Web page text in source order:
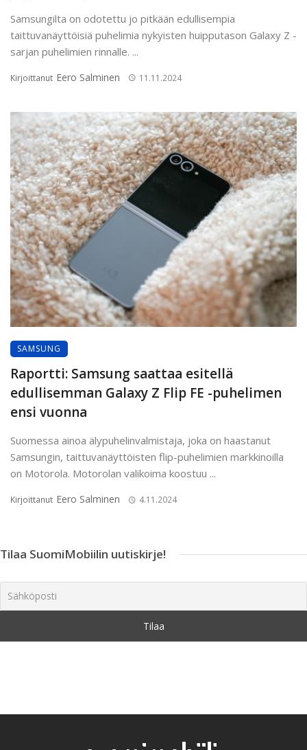
Samsungilta on odotettu jo pitkään edullisempia
taittuvanäyttöisiä puhelimia nykyisten huipputason Galaxy Z -
sarjan puhelimien rinnalle. ...
Kirjoittanut Eero Salminen 11.11.2024
SAMSUNG
Raportti: Samsung saattaa esitellä
edullisemman Galaxy Z Flip FE -puhelimen
ensi vuonna
Suomessa ainoa älypuhelinvalmistaja, joka on haastanut
Samsungin, taittuvanäyttöisten flip-puhelimien markkinoilla
on Motorola. Motorolan valikoima koostuu ...
Kirjoittanut Eero Salminen 4.11.2024
Tilaa SuomiMobiilin uutiskirje!